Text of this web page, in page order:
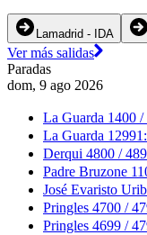
Lamadrid - IDA
Ver más salidas
Paradas
dom, 9 ago 2026
La Guarda 1400 /
La Guarda 1299
Derqui 4800 /
Padre Bruzone
José Evaristo
Pringles 4700 /
Pringles 4699 /